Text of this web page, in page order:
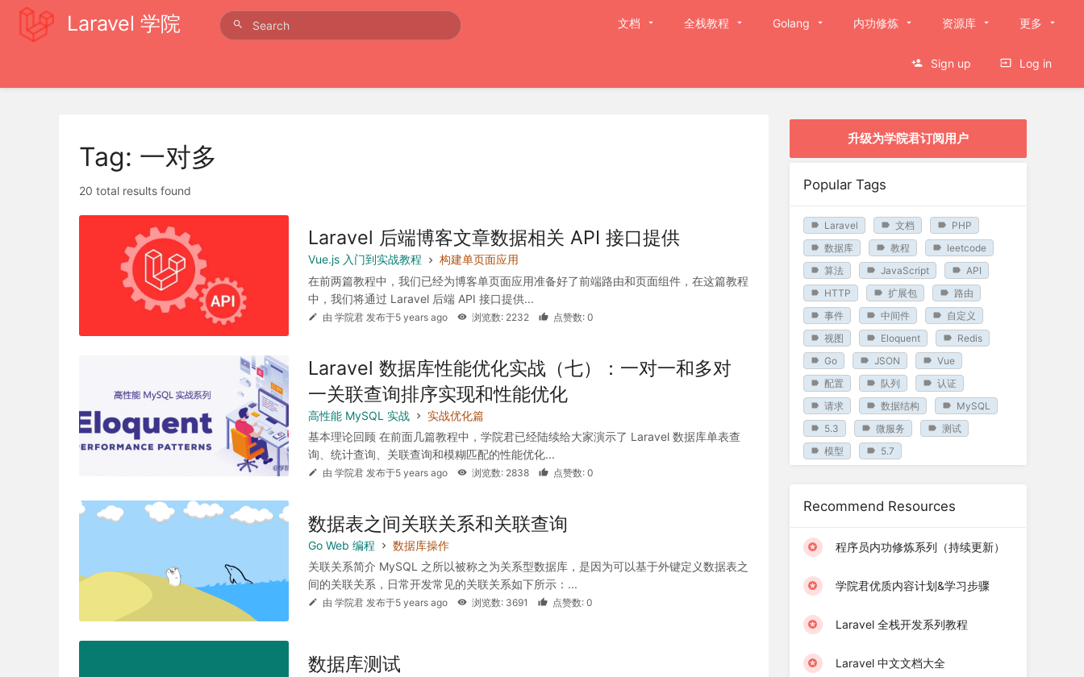
Laravel 学院 文档 全栈教程 Golang 内功修炼 资源库 更多
Sign up Log in
Tag: 一对多
20 total results found
Laravel 后端博客文章数据相关 API 接口提供
Vue.js 入门到实战教程
构建单页面应用
在前两篇教程中，我们已经为博客单页面应用准备好了前端路由和页面组件，在这篇教程
中，我们将通过 Laravel 后端 API 接口提供...
由 学院君 发布于5 years ago 浏览数: 2232 点赞数: 0
Laravel 数据库性能优化实战（七）：一对一和多对
一关联查询排序实现和性能优化
高性能 MySQL 实战
实战优化篇
基本理论回顾 在前面几篇教程中，学院君已经陆续给大家演示了 Laravel 数据库单表查
询、统计查询、关联查询和模糊匹配的性能优化...
由 学院君 发布于5 years ago 浏览数: 2838 点赞数: 0
数据表之间关联关系和关联查询
Go Web 编程
数据库操作
关联关系简介 MySQL 之所以被称之为关系型数据库，是因为可以基于外键定义数据表之
间的关联关系，日常开发常见的关联关系如下所示：...
由 学院君 发布于5 years ago 浏览数: 3691 点赞数: 0
数据库测试
升级为学院君订阅用户
Popular Tags
Laravel 文档
PHP
数据库
教程
leetcode
算法
JavaScript
API
HTTP
扩展包
路由
事件
中间件
自定义
视图
Eloquent
Redis
Go
JSON
Vue
配置
队列
认证
请求
数据结构
MySQL
5.3
微服务
测试
模型
5.7
Recommend Resources
程序员内功修炼系列（持续更新）
学院君优质内容计划&学习步骤
Laravel 全栈开发系列教程
Laravel 中文文档大全